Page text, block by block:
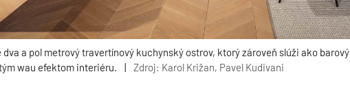
a pol metrový travertínový kuchynský ostrov, ktorý zároveň slúži ako barový
wau efektom interiéru.
| Zdroj: Karol Križan, Pavel Kudivani